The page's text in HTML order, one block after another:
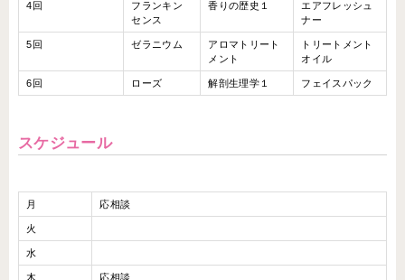
4回
フランキン
センス
香りの歴史１
エアフレッシュ
ナー
5回 ゼラニウム
アロマトリート
メント
トリートメント
オイル
6回 ローズ 解剖生理学１ フェイスパック
スケジュール
月 応相談
火
水
木 応相談